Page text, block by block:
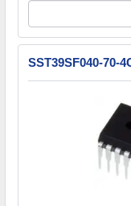
SST39SF040-70-